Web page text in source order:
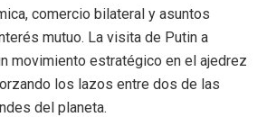
comercio bilateral y asuntos
mutuo. La visita de Putin a
movimiento estratégico en el ajedrez
los lazos entre dos de las
del planeta.